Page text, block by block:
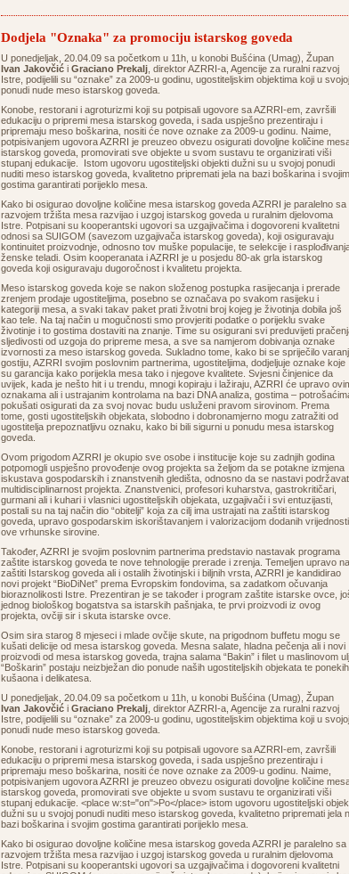
Dodjela "Oznaka" za promociju istarskog goveda
U ponedjeljak, 20.04.09 sa početkom u 11h, u konobi Bušćina (Umag), Župan
Ivan Jakovčić i Graciano Prekalj , direktor AZRRI-a, Agencije za ruralni razvoj
Istre, podijelili su “oznake” za 2009-u godinu, ugostiteljskim objektima koji u svojoj
ponudi nude meso istarskog goveda.
Konobe, restorani i agroturizmi koji su potpisali ugovore sa AZRRI-em, završili
edukaciju o pripremi mesa istarskog goveda, i sada uspješno prezentiraju i
pripremaju meso boškarina, nositi će nove oznake za 2009-u godinu. Naime,
potpisivanjem ugovora AZRRI je preuzeo obvezu osigurati dovoljne količine
istarskog goveda, promovirati sve objekte u svom sustavu te organizirati viši
stupanj edukacije. Istom ugovoru ugostiteljski objekti dužni su u svojoj ponudi
nuditi meso istarskog goveda, kvalitetno pripremati jela na bazi boškarina i svojim
gostima garantirati porijeklo mesa.
Kako bi osigurao dovoljne količine mesa istarskog goveda AZRRI je paralelno sa
razvojem tržišta mesa razvijao i uzgoj istarskog goveda u ruralnim djelovoma
Istre. Potpisani su kooperantski ugovori sa uzgajivačima i dogovoreni kvalitetni
odnosi sa SUIGOM (savezom uzgajivača istarskog goveda), koji osiguravaju
kontinuitet proizvodnje, odnosno tov muške populacije, te selekcije i
ženske teladi. Osim kooperanata i AZRRI je u posjedu 80-ak grla istarskog
goveda koji osiguravaju dugoročnost i kvalitetu projekta.
Meso istarskog goveda koje se nakon složenog postupka rasijecanja i prerade
zrenjem prodaje ugostiteljima, posebno se označava po svakom rasijeku i
kategoriji mesa, a svaki takav paket prati životni broj kojeg je životinja dobila još
kao tele. Na taj način u mogučnosti smo provjeriti podatke o porijeklu svake
životinje i to gostima dostaviti na znanje. Time su osigurani svi preduvijeti
sljedivosti od uzgoja do pripreme mesa, a sve sa namjerom dobivanja oznake
izvornosti za meso istarskog goveda. Sukladno tome, kako bi se spriječilo
gostiju, AZRRI svojim poslovnim partnerima, ugostiteljima, dodjeljuje oznake koje
su garancija kako porijekla mesa tako i njegove kvalitete. Svjesni činjenice da
uvijek, kada je nešto hit i u trendu, mnogi kopiraju i lažiraju, AZRRI će upravo
oznakama ali i ustrajanim kontrolama na bazi DNA analiza, gostima –
pokušati osigurati da za svoj novac budu usluženi pravom sirovinom. Prema
tome, gosti ugostiteljskih objekata, slobodno i dobronamjerno mogu zatražiti od
ugostitelja prepoznatljivu oznaku, kako bi bili sigurni u ponudu mesa istarskog
goveda.
Ovom prigodom AZRRI je okupio sve osobe i institucije koje su zadnjih godina
potpomogli uspješno provođenje ovog projekta sa željom da se potakne izmjena
iskustava gospodarskih i znanstvenih gledišta, odnosno da se nastavi
multidisciplinarnost projekta. Znanstvenici, profesori kuharstva, gastrokritičari,
gurmani ali i kuhari i vlasnici ugostiteljskih objekata, uzgajivači i svi entuzijasti,
postali su na taj način dio “obitelji” koja za cilj ima ustrajati na zaštiti istarskog
goveda, upravo gospodarskim iskorištavanjem i valorizacijom dodanih vrijednosti
ove vrhunske sirovine.
Također, AZRRI je svojim poslovnim partnerima predstavio nastavak programa
zaštite istarskog goveda te nove tehnologije prerade i zrenja. Temeljen upravo na
zaštiti Istarskog goveda ali i ostalih životinjski i biljnih vrsta, AZRRI je kandidirao
novi projekt “BioDiNet” prema Evropskim fondovima, sa zadatkom očuvanja
bioraznolikosti Istre. Prezentiran je se također i program zaštite istarske ovce,
jednog biološkog bogatstva sa istarskih pašnjaka, te prvi proizvodi iz ovog
projekta, ovčiji sir i skuta istarske ovce.
Osim sira starog 8 mjeseci i mlade ovčije skute, na prigodnom buffetu mogu se
kušati delicije od mesa istarskog goveda. Mesna salate, hladna pečenja ali i novi
proizvodi od mesa istarskog goveda, trajna salama “Bakin” i filet u maslinovom
“Boškarin” postaju neizbježan dio ponude naših ugostiteljskih objekata te ponekih
kušaona i delikatesa.
U ponedjeljak, 20.04.09 sa početkom u 11h, u konobi Bušćina (Umag), Župan
Ivan Jakovčić i Graciano Prekalj , direktor AZRRI-a, Agencije za ruralni razvoj
Istre, podijelili su “oznake” za 2009-u godinu, ugostiteljskim objektima koji u svojoj
ponudi nude meso istarskog goveda.
Konobe, restorani i agroturizmi koji su potpisali ugovore sa AZRRI-em, završili
edukaciju o pripremi mesa istarskog goveda, i sada uspješno prezentiraju i
pripremaju meso boškarina, nositi će nove oznake za 2009-u godinu. Naime,
potpisivanjem ugovora AZRRI je preuzeo obvezu osigurati dovoljne količine
istarskog goveda, promovirati sve objekte u svom sustavu te organizirati viši
stupanj edukacije. <place w:st="on">Po</place> istom ugovoru ugostiteljski
dužni su u svojoj ponudi nuditi meso istarskog goveda, kvalitetno pripremati jela
bazi boškarina i svojim gostima garantirati porijeklo mesa.
Kako bi osigurao dovoljne količine mesa istarskog goveda AZRRI je paralelno sa
razvojem tržišta mesa razvijao i uzgoj istarskog goveda u ruralnim djelovoma
Istre. Potpisani su kooperantski ugovori sa uzgajivačima i dogovoreni kvalitetni